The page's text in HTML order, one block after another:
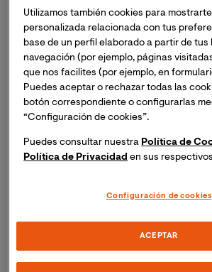
pareja, así como el fenómeno del
desde la práctica psicológica. Desde
se incorporará una mirada centrada
determinantes sociales de la salud,
las violencias institucionales y la
territorializar los cuidados frente a
históricamente segregadores. Por
la implementación de buenas
profesionales más inclusivas, situadas
orientadas al bienestar integral y al
la diversidad sexual y de género.
Utilizamos también cookies para
personalizada relacionada con tus
base de un perfil elaborado a partir de tus
navegación (por ejemplo, páginas
que nos facilites (por ejemplo, en
Puedes aceptar o rechazar todas las
botón correspondiente o configurarlas
“Configuración de cookies”.
Puedes consultar nuestra Política de
Política de Privacidad en sus
Configuración de cookies
ACEPTAR